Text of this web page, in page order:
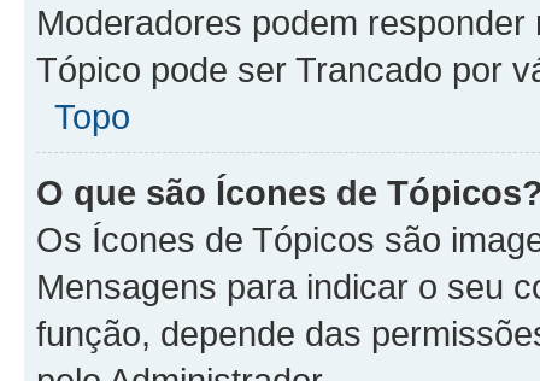
Moderadores podem
Tópico pode ser Trancado por
Topo
O que são Ícones de
Os Ícones de Tópicos são
Mensagens para indicar o seu
função, depende das